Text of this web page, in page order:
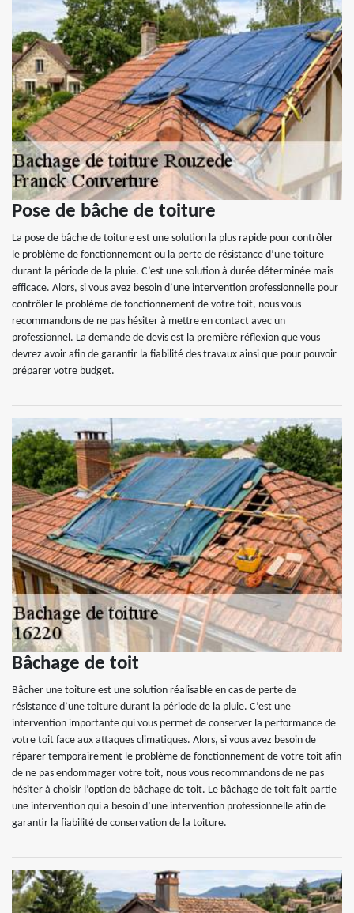
Pose de bâche de toiture
La pose de bâche de toiture est une solution la plus rapide pour contrôler
le problème de fonctionnement ou la perte de résistance d’une toiture
durant la période de la pluie. C’est une solution à durée déterminée mais
efficace. Alors, si vous avez besoin d’une intervention professionnelle pour
contrôler le problème de fonctionnement de votre toit, nous vous
recommandons de ne pas hésiter à mettre en contact avec un
professionnel. La demande de devis est la première réflexion que vous
devrez avoir afin de garantir la fiabilité des travaux ainsi que pour pouvoir
préparer votre budget.
Bâchage de toit
Bâcher une toiture est une solution réalisable en cas de perte de
résistance d’une toiture durant la période de la pluie. C’est une
intervention importante qui vous permet de conserver la performance de
votre toit face aux attaques climatiques. Alors, si vous avez besoin de
réparer temporairement le problème de fonctionnement de votre toit afin
de ne pas endommager votre toit, nous vous recommandons de ne pas
hésiter à choisir l’option de bâchage de toit. Le bâchage de toit fait partie
une intervention qui a besoin d’une intervention professionnelle afin de
garantir la fiabilité de conservation de la toiture.